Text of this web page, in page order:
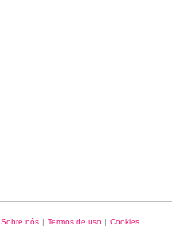
Sobre nós | Termos de uso | Cookies